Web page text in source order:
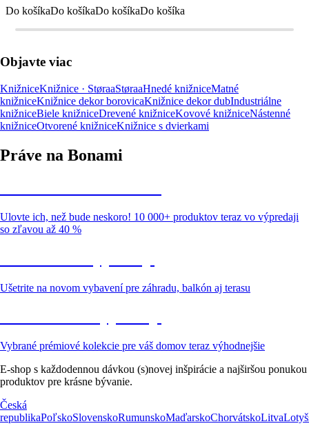
Do košíkaDo košíkaDo košíkaDo košíka
Objavte viac
KnižniceKnižnice · StøraaStøraaHnedé knižniceMatné
knižniceKnižnice dekor borovicaKnižnice dekor dubIndustriálne
knižniceBiele knižniceDrevené knižniceKovové knižniceNástenné
knižniceOtvorené knižniceKnižnice s dvierkami
Práve na Bonami
Ulovte ich, než bude neskoro! 10 000+ produktov teraz vo výpredaji
so zľavou až 40 %
Ušetrite na novom vybavení pre záhradu, balkón aj terasu
Vybrané prémiové kolekcie pre váš domov teraz výhodnejšie
E-shop s každodennou dávkou (s)novej inšpirácie a najširšou ponukou
produktov pre krásne bývanie.
Česká
republikaPoľskoSlovenskoRumunskoMaďarskoChorvátskoLitva